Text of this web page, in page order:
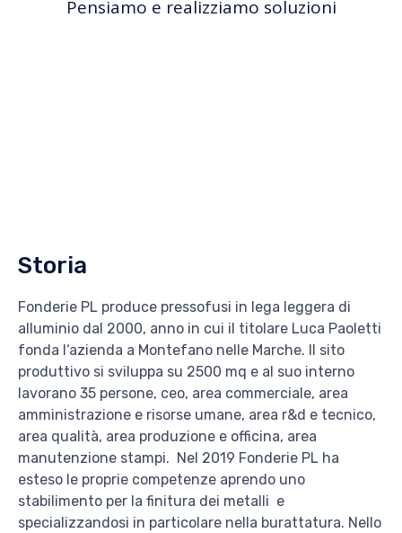
Storia
Fonderie PL produce pressofusi in lega leggera di
alluminio dal 2000, anno in cui il titolare Luca Paoletti
fonda l‘azienda a Montefano nelle Marche. Il sito
produttivo si sviluppa su 2500 mq e al suo interno
lavorano 35 persone, ceo, area commerciale, area
amministrazione e risorse umane, area r&d e tecnico,
area qualità, area produzione e officina, area
manutenzione stampi. Nel 2019 Fonderie PL ha
esteso le proprie competenze aprendo uno
stabilimento per la finitura dei metalli e
specializzandosi in particolare nella burattatura. Nello